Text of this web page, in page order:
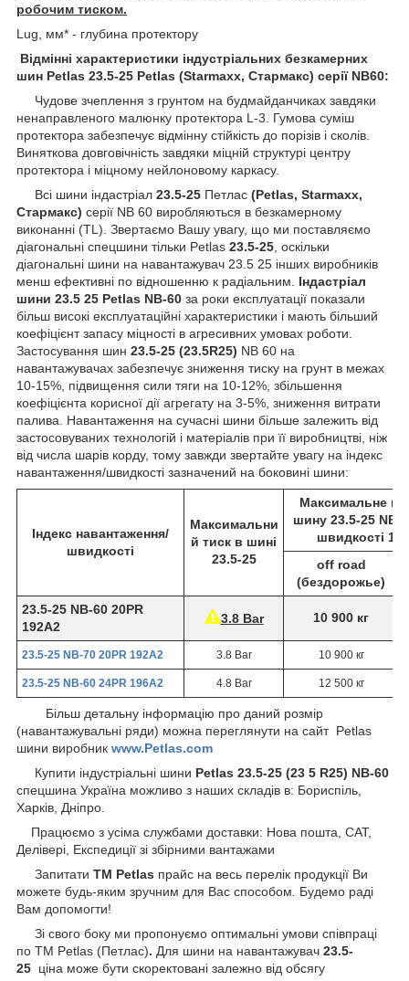
робочим тиском.
Lug, мм* - глубина протектору
Відмінні характеристики індустріальних безкамерних
шин Petlas 23.5-25 Petlas (Starmaxx, Стармакс) серії NB60:
Чудове зчеплення з грунтом на будмайданчиках завдяки
ненаправленого малюнку протектора L-3. Гумова суміш
протектора забезпечує відмінну стійкість до порізів і сколів.
Виняткова довговічність завдяки міцній структурі центру
протектора і міцному нейлоновому каркасу.
Всі шини індастріал 23.5-25 Петлас (Petlas, Starmaxx,
Стармакс) серії NB 60 виробляються в безкамерному
виконанні (TL). Звертаємо Вашу увагу, що ми поставляємо
діагональні спецшини тільки Petlas 23.5-25 , оскільки
діагональні шини на навантажувач 23.5 25 інших виробників
менш ефективні по відношенню к радіальним. Індастріал
шини 23.5 25 Petlas NB-60 за роки експлуатації показали
більш високі експлуатаційні характеристики і мають більший
коефіцієнт запасу міцності в агресивних умовах роботи.
Застосування шин 23.5-25 (23.5R25) NB 60 на
навантажувачах забезпечує зниження тиску на грунт в межах
10-15%, підвищення сили тяги на 10-12%, збільшення
коефіцієнта корисної дії агрегату на 3-5%, зниження витрати
палива. Навантаження на сучасні шини більше залежить від
застосовуваних технологій і матеріалів при її виробництві, ніж
від числа шарів корду, тому завжди звертайте увагу на індекс
навантаження/швидкості зазначений на боковині шини:
Індекс навантаження/
швидкості
Максимальни
й тиск в шині
23.5-25
Максимальне
шину 23.5-25 NB-
швидкості 10
off road
(бездорожье)
23.5-25 NB-60 20PR
192А2
3.8 Bar 10 900 кг
23.5-25 NB-70 20PR 192А2 3.8 Bar 10 900 кг
23.5-25 NB-60 24PR 196А2 4.8 Bar 12 500 кг
Більш детальну інформацію про даний розмір
(навантажувальні ряди) можна переглянути на сайт Petlas
шини виробник www.Petlas.com
Купити індустріальні шини Petlas 23.5-25 (23 5 R25) NB-60
спецшина Україна можливо з наших складів в: Бориспіль,
Харків, Дніпро.
Працюємо з усіма службами доставки: Нова пошта, САТ,
Делівері, Експедиції зі збірними вантажами
Запитати ТМ Petlas прайс на весь перелік продукції Ви
можете будь-яким зручним для Вас способом
Будемо раді
Вам допомогти!
Зі свого боку ми пропонуємо оптимальні умови співпраці
по TM Petlas (Петлас). Для шини на навантажувач 23.5-
25 ціна може бути скоректовані залежно від обсягу